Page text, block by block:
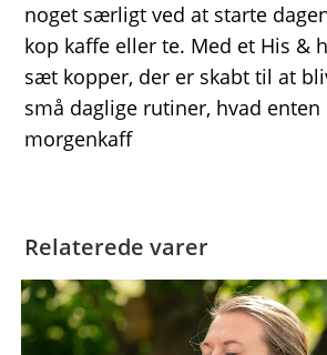
noget særligt ved at starte
kop kaffe eller te. Med et His &
sæt kopper, der er skabt til at
små daglige rutiner, hvad enten
morgenkaff
Relaterede varer